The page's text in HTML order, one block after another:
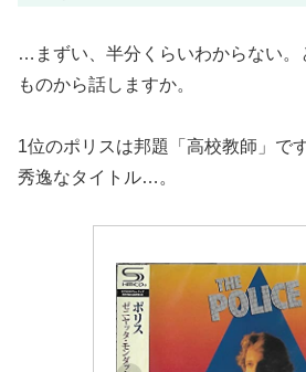
…まずい、半分くらいわからない。
ものから話しますか。
1位のポリスは邦題「高校教師」で
秀逸なタイトル…。